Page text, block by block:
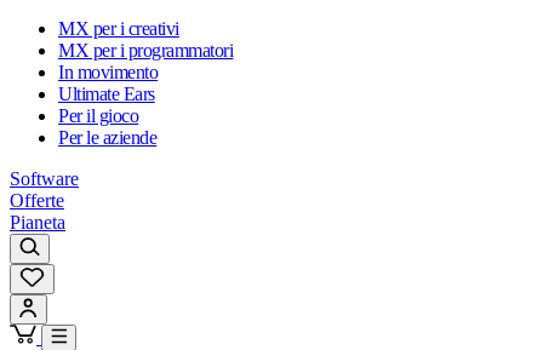
MX per i creativi
MX per i programmatori
In movimento
Ultimate Ears
Per il gioco
Per le aziende
Software
Offerte
Pianeta